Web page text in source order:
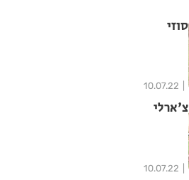
סוזי
10.07.22
צ'ארלי
10.07.22